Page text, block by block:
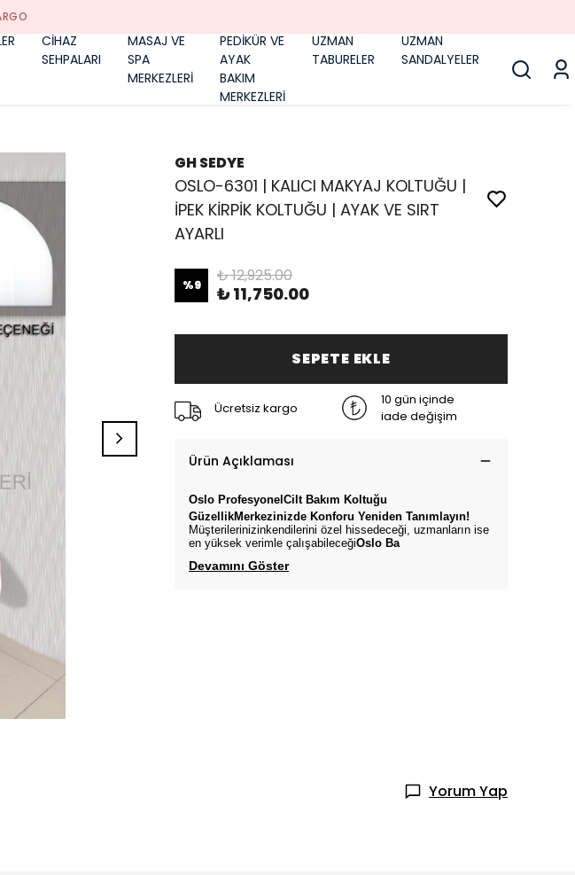
CİHAZ
SEHPALARI
MASAJ VE
SPA
MERKEZLERİ
PEDİKÜR VE
AYAK
BAKIM
MERKEZLERİ
UZMAN
TABURELER
UZMAN
SANDALYELER
GH SEDYE
OSLO-6301 | KALICI MAKYAJ KOLTUĞU |
İPEK KİRPİK KOLTUĞU | AYAK VE SIRT
AYARLI
%9 ₺ 12,925.00
₺ 11,750.00
SEPETE EKLE
Ücretsiz kargo
10 gün içinde
iade değişim
Ürün Açıklaması
Oslo ProfesyonelCilt Bakım Koltuğu
GüzellikMerkezinizde Konforu Yeniden Tanımlayın!
Müşterilerinizinkendilerini özel hissedeceği, uzmanların ise
en yüksek verimle çalışabileceğiOslo Ba
Devamını Göster
Yorum Yap